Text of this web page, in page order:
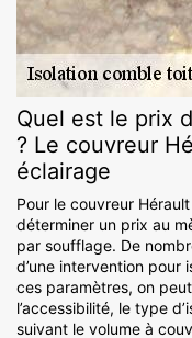
Quel est le prix
? Le couvreur
éclairage
Pour le couvreur
déterminer un prix au
par soufflage. De
d’une intervention pour
ces paramètres, on
l’accessibilité, le type
suivant le volume à